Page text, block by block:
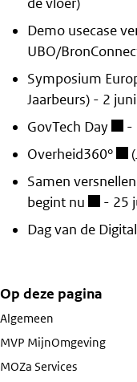
Demo usecase
UBO/
Symposium
Jaarbeurs) - 2 juni
GovTech Day
-
Overheid360°
Samen
begint nu
- 25
Dag van de
Op deze pagina
Algemeen
MVP MijnOmgeving
MOZa Services